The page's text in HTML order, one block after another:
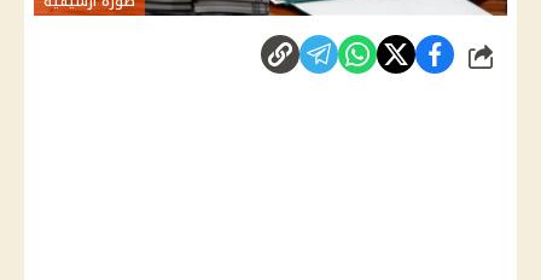
شارك